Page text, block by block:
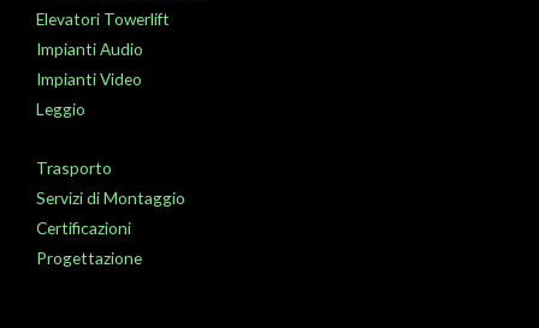
Elevatori Towerlift
Impianti Audio
Impianti Video
Leggio
Trasporto
Servizi di Montaggio
Certificazioni
Progettazione